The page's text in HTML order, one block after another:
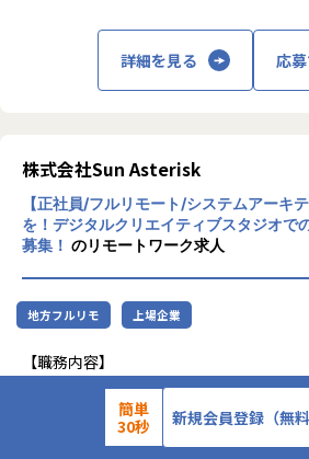
いき渡り、個人や組織、社
ることができる。
験・知見が循環する社会の
ョンを掲げ、誕生したの
ションという会社です。
・GitHub Copilot や Cursor などのAIツ
験の向上を実現できる
★ 成長途上の組織環境
【ポジション観点の魅力】
★ 領域を限定しない裁量と成長機会
・これまでの技術領域や役割に縛られず
わせて幅広い業務の幅を拡大することが
★ 実行力と創造力を身につけ、発揮でき
・要求から実装までの一連のプロセスを
思決定の中心となれる
・自ら行動を起こして変化を生み出すこ
可能性を広げられる
・理想のシステムを描き、それを実現し
だけではなく「人」「事業
ートする事業承継サービス
・nomad journal（ノマド
・PRO
ASE：副業/フリーランス
効率化するサービス
新規事業開発、品質改善・
事業開発、販路拡大（営業
物流コスト削減、経営戦
援、M&A戦略構築、資本政
ステム導入・情報システ
※導入企業事例：https://
複数のチームを管理していただく場合が
2022年度中に10チームを立ち上げ、サー
要望による）
【テクノプロ・デザイン社について】
広い産業の800社を顧客にビジネスを行
常時1,000件を超えるプロジェクトから、
場のニーズに合わせたプロジェクトに参
す。
当社の事業はプロジェクト参画型の「技
（請負・派遣）」や自社開発センターで
く、「技術コンサルティング」や最先端
「協業」で生まれる「ソリューションビ
働く場所に関わらない事
用いた研究開発などを行っ
程プロジェクトの増加と
者集団として価値提供を行
ニアが生涯活躍できる環
行っています。
詳細を見る 応
株式会社Sun Asterisk
【正社員/フルリモート/システムアーキ
を！デジタルクリエイティブスタジオで
募集！ のリモートワーク求人
地方フルリモ 上場企業
【職務内容】
当社では「アイデアを持つパートナー（
て、サービスデザインから技術選定、開
提供しています。
スタートアップの開発支援から大手企業
簡単
30秒
新規会員登録（無料